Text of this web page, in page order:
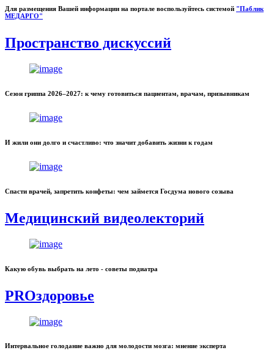
Для размещения Вашей информации на портале воспользуйтесь системой "Паблик
МЕДАРГО"
Пространство дискуссий
Сезон гриппа 2026–2027: к чему готовиться пациентам, врачам, призывникам
И жили они долго и счастливо: что значит добавить жизни к годам
Спасти врачей, запретить конфеты: чем займется Госдума нового созыва
Медицинский видеолекторий
Какую обувь выбрать на лето - советы подиатра
PROздоровье
Интервальное голодание важно для молодости мозга: мнение эксперта